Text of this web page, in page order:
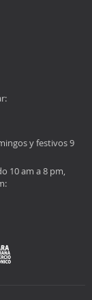
y festivos 9
10 am a 8 pm,